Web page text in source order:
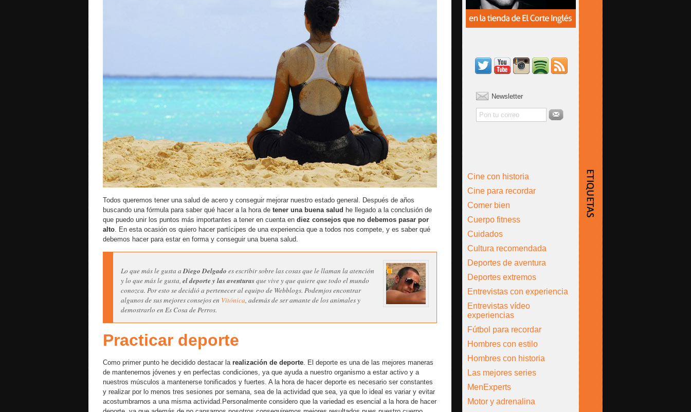
Todos queremos tener una salud de acero y conseguir mejorar nuestro estado general. Después de años
buscando una fórmula para saber qué hacer a la hora de tener una buena salud he llegado a la conclusión de
que puedo unir los puntos más importantes a tener en cuenta en diez consejos que no debemos pasar por
alto. En esta ocasión os quiero hacer partícipes de una experiencia que a todos nos compete, y es saber qué
debemos hacer para estar en forma y conseguir una buena salud.
Lo que más le gusta aDiego Delgado es escribir sobre las cosas que le llaman la atención
y lo que más le gusta, el deporte y las aventurasque vive y que quiere que todo el mundo
conozca. Por esto se decidió a pertenecer al equipo de Webblogs. Podemjos encontrar
algunos de sus mejores consejos en Vitónica, además de ser amante de los animales y
demostrarlo en Es Cosa de Perros.
Practicar deporte
Como primer punto he decidido destacar la realización de deporte. El deporte es una de las mejores maneras
de mantenernos jóvenes y en perfectas condiciones, ya que ayuda a nuestro organismo a estar activo y a
nuestros músculos a mantenerse tonificados y fuertes. A la hora de hacer deporte es necesario ser constantes
y realizar por lo menos tres sesiones por semana, sea de la actividad que sea, ya que lo ideal es variar y evitar
acostumbrarnos a una misma actividad.Personalmente considero que la variedad es esencial a la hora de hacer
Newsletter
Cine con historia
Cine para recordar
Comer bien
Cuerpo fitness
Cuidados
Cultura recomendada
Deportes de aventura
Deportes extremos
Entrevistas con experiencia
Entrevistas vídeo
experiencias
Fútbol para recordar
Hombres con estilo
Hombres con historia
Las mejores series
MenExperts
Motor y adrenalina